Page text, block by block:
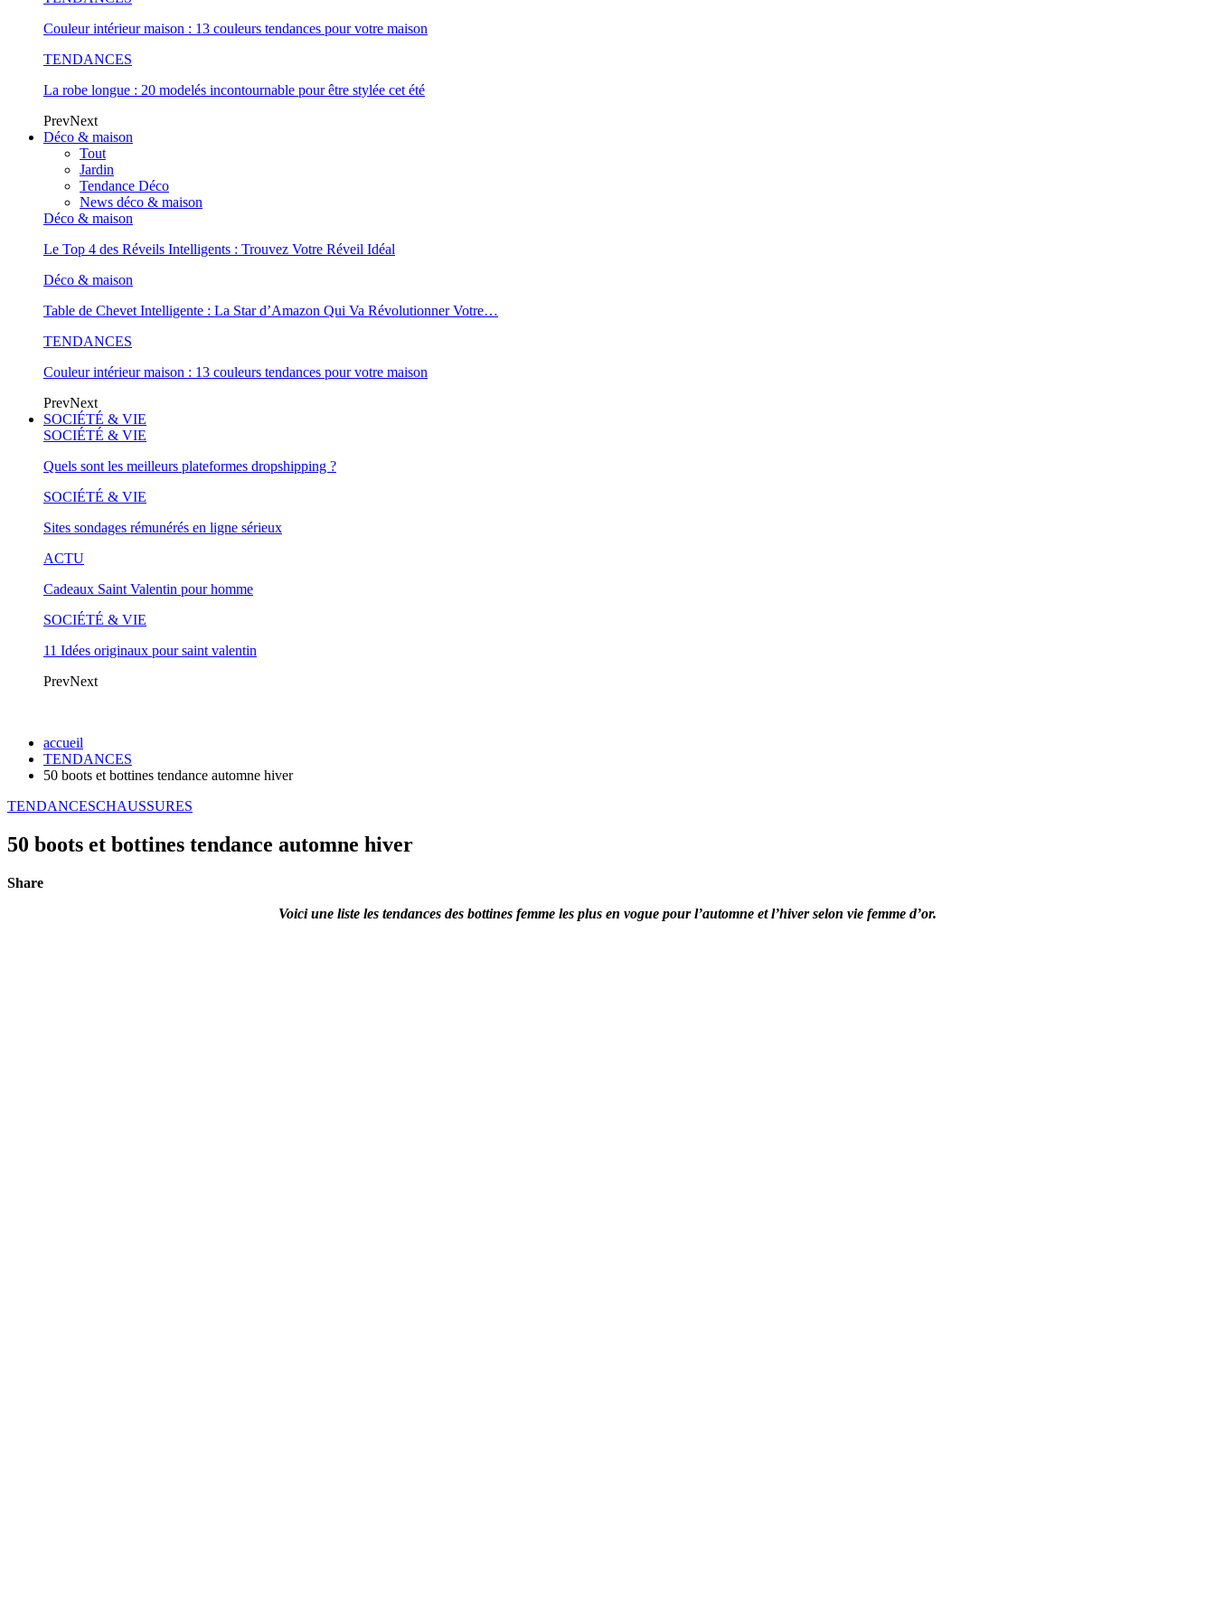
Couleur intérieur maison : 13 couleurs tendances pour votre maison
TENDANCES
La robe longue : 20 modelés incontournable pour être stylée cet été
PrevNext
Déco & maison
Tout
Jardin
Tendance Déco
News déco & maison
Déco & maison
Le Top 4 des Réveils Intelligents : Trouvez Votre Réveil Idéal
Déco & maison
Table de Chevet Intelligente : La Star d’Amazon Qui Va Révolutionner Votre…
TENDANCES
Couleur intérieur maison : 13 couleurs tendances pour votre maison
PrevNext
SOCIÉTÉ & VIE
SOCIÉTÉ & VIE
Quels sont les meilleurs plateformes dropshipping ?
SOCIÉTÉ & VIE
Sites sondages rémunérés en ligne sérieux
ACTU
Cadeaux Saint Valentin pour homme
SOCIÉTÉ & VIE
11 Idées originaux pour saint valentin
PrevNext
accueil
TENDANCES
50 boots et bottines tendance automne hiver
TENDANCESCHAUSSURES
50 boots et bottines tendance automne hiver
Share
Voici une liste les tendances des bottines femme les plus en vogue pour l’automne et l’hiver selon vie femme d’or.